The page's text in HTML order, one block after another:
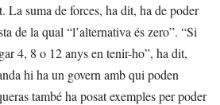
suma de forces, ha dit, ha de poder
de la qual “l’alternativa és zero”. “Si
4, 8 o 12 anys en tenir-ho”, ha dit,
hi ha un govern amb qui poden
també ha posat exemples per poder